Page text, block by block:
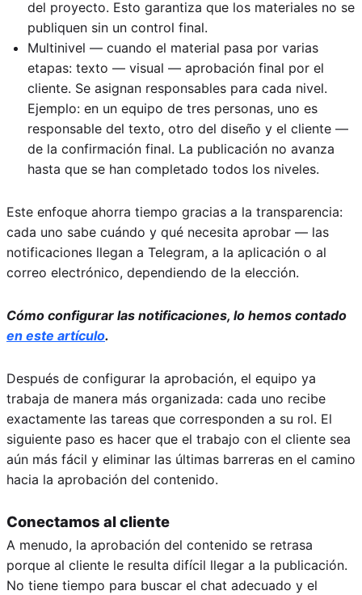
del proyecto. Esto garantiza que los materiales no se
publiquen sin un control final.
Multinivel — cuando el material pasa por varias
etapas: texto — visual — aprobación final por el
cliente. Se asignan responsables para cada nivel.
Ejemplo: en un equipo de tres personas, uno es
responsable del texto, otro del diseño y el cliente —
de la confirmación final. La publicación no avanza
hasta que se han completado todos los niveles.
Este enfoque ahorra tiempo gracias a la transparencia:
cada uno sabe cuándo y qué necesita aprobar — las
notificaciones llegan a Telegram, a la aplicación o al
correo electrónico, dependiendo de la elección.
Cómo configurar las notificaciones, lo hemos contado
en este artículo.
Después de configurar la aprobación, el equipo ya
trabaja de manera más organizada: cada uno recibe
exactamente las tareas que corresponden a su rol. El
siguiente paso es hacer que el trabajo con el cliente sea
aún más fácil y eliminar las últimas barreras en el camino
hacia la aprobación del contenido.
Conectamos al cliente
A menudo, la aprobación del contenido se retrasa
porque al cliente le resulta difícil llegar a la publicación.
No tiene tiempo para buscar el chat adecuado y el